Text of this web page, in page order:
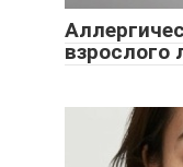
взрослого